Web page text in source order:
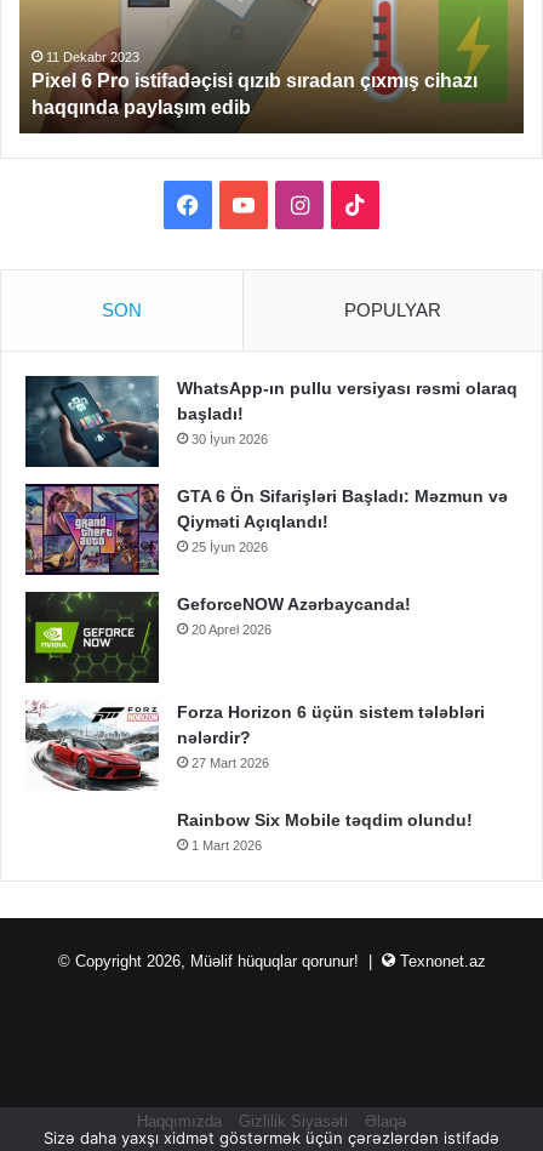
cihazı
haqqında
paylaşım
edib
11 Dekabr 2023
Pixel 6 Pro istifadəçisi qızıb sıradan çıxmış cihazı
haqqında paylaşım edib
Facebook
YouTubeInstagram
SON POPULYAR
WhatsApp-ın pullu versiyası rəsmi olaraq
başladı!
30 İyun 2026
GTA 6 Ön Sifarişləri Başladı: Məzmun və
Qiyməti Açıqlandı!
25 İyun 2026
GeforceNOW Azərbaycanda!
20 Aprel 2026
Forza Horizon 6 üçün sistem tələbləri
nələrdir?
27 Mart 2026
Rainbow Six Mobile təqdim olundu!
1 Mart 2026
© Copyright 2026, Müəlif hüquqlar qorunur! | Texnonet.az
Haqqımızda Gizlilik Siyasəti Əlaqə
Sizə daha yaxşı xidmət göstərmək üçün çərəzlərdən istifadə